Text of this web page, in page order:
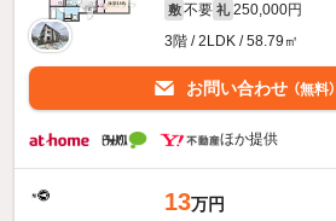
敷 不要 礼 250,000円
3階 / 2LDK / 58.79㎡
お問い合わせ （無料）
ほか提供
13万円